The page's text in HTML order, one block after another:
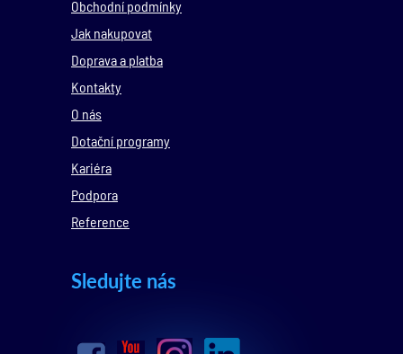
Obchodní podmínky
Jak nakupovat
Doprava a platba
Kontakty
O nás
Dotační programy
Kariéra
Podpora
Reference
Sledujte nás